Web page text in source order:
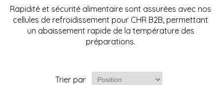
Rapidité et sécurité alimentaire sont assurées avec nos
cellules de refroidissement pour CHR B2B, permettant
un abaissement rapide de la température des
préparations.
Trier par